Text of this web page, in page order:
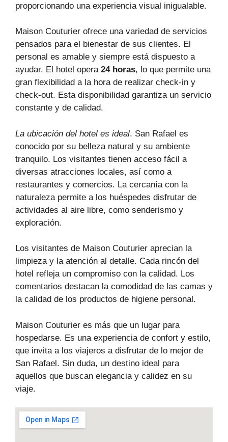
proporcionando una experiencia visual inigualable.
Maison Couturier ofrece una variedad de servicios
pensados para el bienestar de sus clientes. El
personal es amable y siempre está dispuesto a
ayudar. El hotel opera 24 horas, lo que permite una
gran flexibilidad a la hora de realizar check-in y
check-out. Esta disponibilidad garantiza un servicio
constante y de calidad.
La ubicación del hotel es ideal. San Rafael es
conocido por su belleza natural y su ambiente
tranquilo. Los visitantes tienen acceso fácil a
diversas atracciones locales, así como a
restaurantes y comercios. La cercanía con la
naturaleza permite a los huéspedes disfrutar de
actividades al aire libre, como senderismo y
exploración.
Los visitantes de Maison Couturier aprecian la
limpieza y la atención al detalle. Cada rincón del
hotel refleja un compromiso con la calidad. Los
comentarios destacan la comodidad de las camas y
la calidad de los productos de higiene personal.
Maison Couturier es más que un lugar para
hospedarse. Es una experiencia de confort y estilo,
que invita a los viajeros a disfrutar de lo mejor de
San Rafael. Sin duda, un destino ideal para
aquellos que buscan elegancia y calidez en su
viaje.